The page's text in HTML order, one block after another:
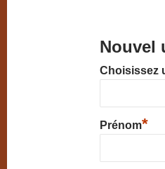
Nouvel
Choisissez
Prénom*